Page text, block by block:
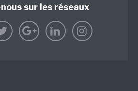
sur les réseaux